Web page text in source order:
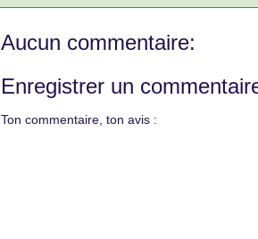
Aucun commentaire:
Enregistrer un
Ton commentaire, ton avis :